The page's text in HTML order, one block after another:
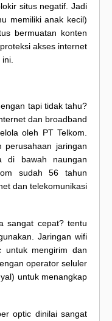
situs negatif. Jadi
memiliki anak kecil)
bermuatan konten
akses internet
tapi tidak tahu?
dan broadband
oleh PT Telkom.
perusahaan jaringan
di bawah naungan
sudah 56 tahun
dan telekomunikasi
sangat cepat? tentu
Jaringan wifi
untuk mengirim dan
operator seluler
untuk menangkap
optic dinilai sangat